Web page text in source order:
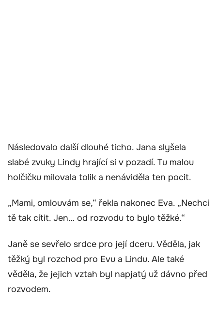
Následovalo další dlouhé ticho. Jana slyšela
slabé zvuky Lindy hrající si v pozadí. Tu malou
holčičku milovala tolik a nenáviděla ten pocit.
„Mami, omlouvám se,“ řekla nakonec Eva. „Nechci
tě tak cítit. Jen… od rozvodu to bylo těžké.“
Janě se sevřelo srdce pro její dceru. Věděla, jak
těžký byl rozchod pro Evu a Lindu. Ale také
věděla, že jejich vztah byl napjatý už dávno před
rozvodem.